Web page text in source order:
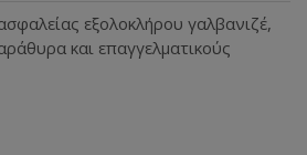
εξολοκλήρου γαλβανιζέ,
και επαγγελματικούς